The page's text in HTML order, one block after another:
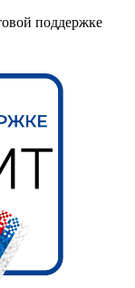
поддержке